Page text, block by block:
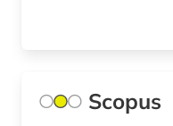
Scopus